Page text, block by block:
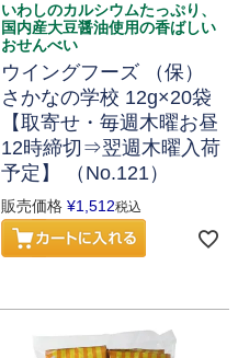
いわしのカルシウムたっぷり、
国内産大豆醤油使用の香ばしい
おせんべい
ウイングフーズ （保）
さかなの学校 12g×20袋
【取寄せ・毎週木曜お昼
12時締切⇒翌週木曜入荷
予定】 （No.121）
販売価格 ¥1,512税込